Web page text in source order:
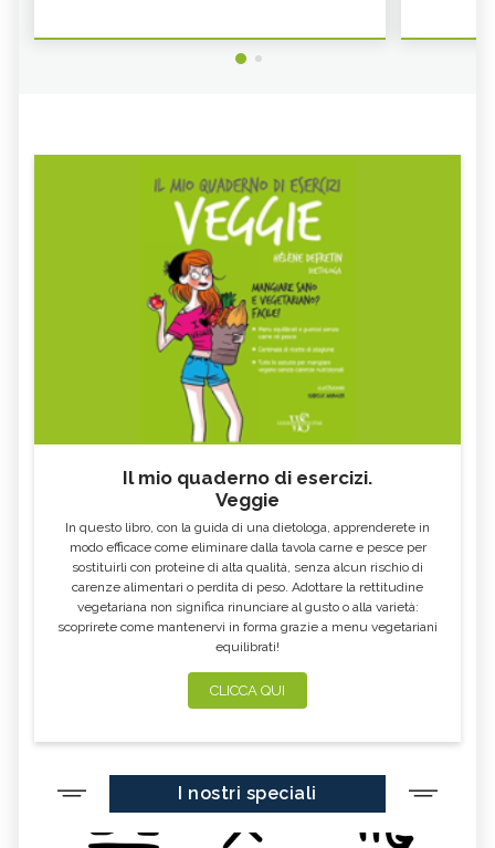
Il mio quaderno di esercizi.
Veggie
In questo libro, con la guida di una dietologa, apprenderete in
modo efficace come eliminare dalla tavola carne e pesce per
sostituirli con proteine di alta qualità, senza alcun rischio di
carenze alimentari o perdita di peso. Adottare la rettitudine
vegetariana non significa rinunciare al gusto o alla varietà:
scoprirete come mantenervi in forma grazie a menu vegetariani
equilibrati!
CLICCA QUI
I nostri speciali